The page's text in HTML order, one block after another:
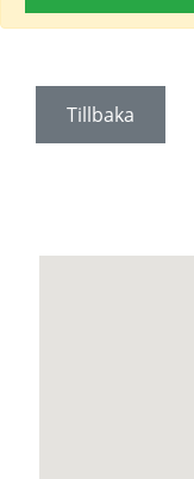
Tillbaka